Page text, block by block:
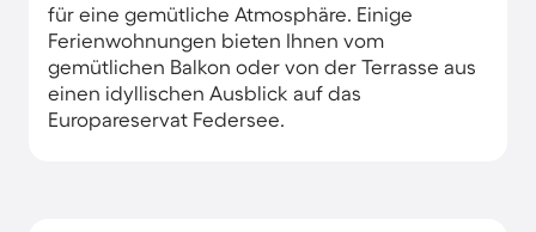
für eine gemütliche Atmosphäre. Einige
Ferienwohnungen bieten Ihnen vom
gemütlichen Balkon oder von der Terrasse aus
einen idyllischen Ausblick auf das
Europareservat Federsee.